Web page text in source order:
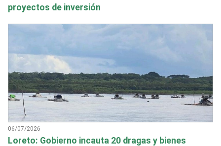
proyectos de inversión
06/07/2026
Loreto: Gobierno incauta 20 dragas y bienes